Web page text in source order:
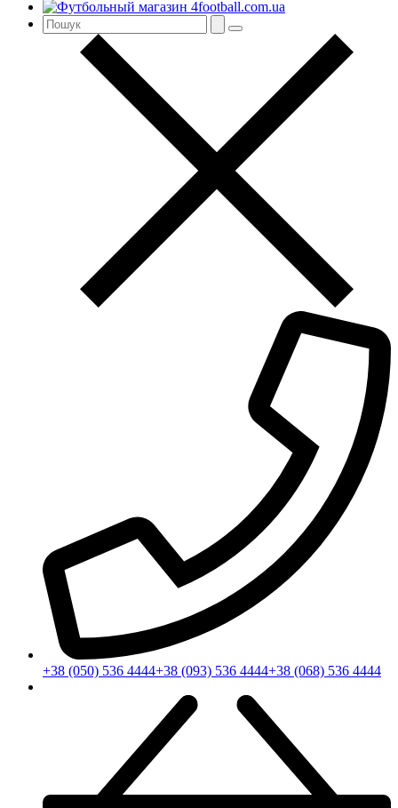
+38 (050) 536 4444+38 (093) 536 4444+38 (068) 536 4444